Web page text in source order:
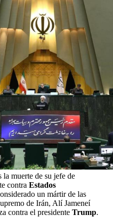
muerte de su jefe de
contra Estados
un mártir de las
de Irán, Alí Jameneí
contra el presidente Trump.